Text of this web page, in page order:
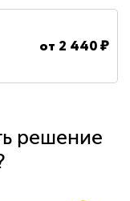
от 2 440₽
решение